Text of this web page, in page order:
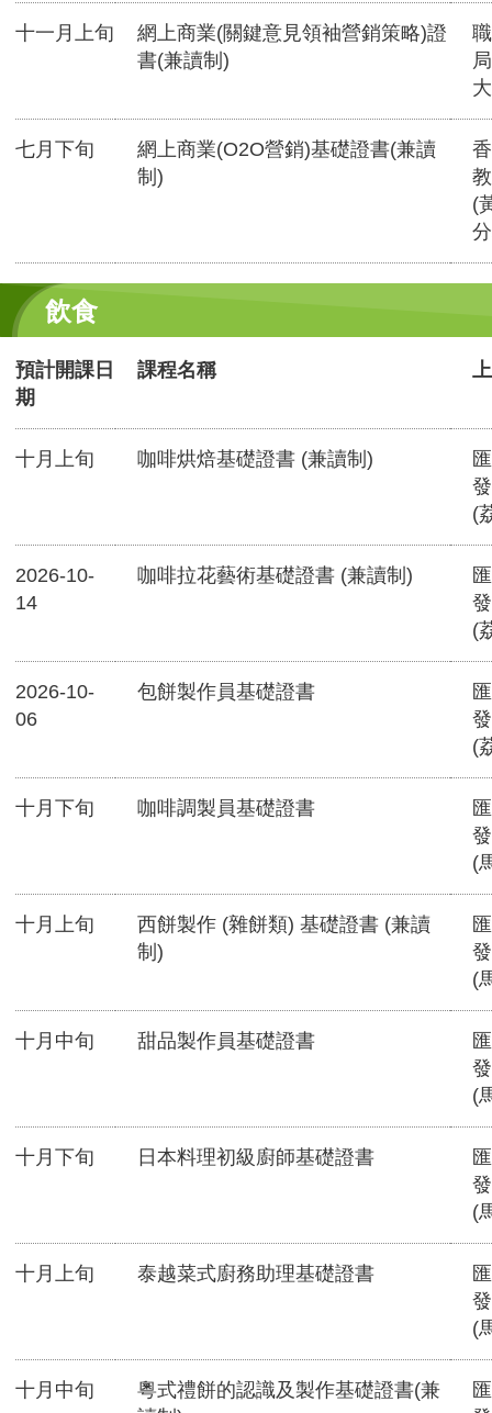
十一月上旬
網上商業(關鍵意見領袖營銷策略)證
書(兼讀制)
七月下旬
網上商業(O2O營銷)基礎證書(兼讀
制)
(
飲食
預計開課日
期
課程名稱
十月上旬 咖啡烘焙基礎證書 (兼讀制)
(
2026-10-
14
咖啡拉花藝術基礎證書 (兼讀制)
(
2026-10-
06
包餅製作員基礎證書
(
十月下旬 咖啡調製員基礎證書
(
十月上旬
西餅製作 (雜餅類) 基礎證書 (兼讀
制)
(
十月中旬 甜品製作員基礎證書
(
十月下旬 日本料理初級廚師基礎證書
(
十月上旬 泰越菜式廚務助理基礎證書
(
十月中旬
粵式禮餅的認識及製作基礎證書(兼